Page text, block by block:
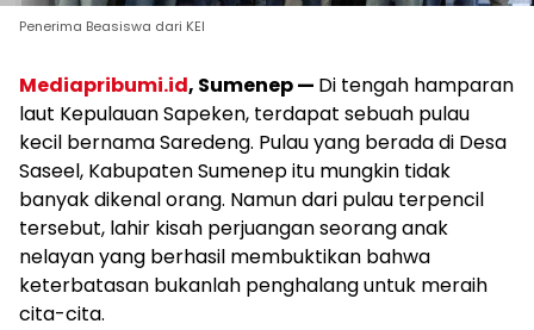
Penerima Beasiswa dari KEI
Mediapribumi.id, Sumenep — Di tengah hamparan
laut Kepulauan Sapeken, terdapat sebuah pulau
kecil bernama Saredeng. Pulau yang berada di Desa
Saseel, Kabupaten Sumenep itu mungkin tidak
banyak dikenal orang. Namun dari pulau terpencil
tersebut, lahir kisah perjuangan seorang anak
nelayan yang berhasil membuktikan bahwa
keterbatasan bukanlah penghalang untuk meraih
cita-cita.